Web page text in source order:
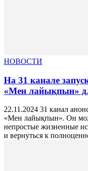
НОВОСТИ
На 31 канале
«Мен лайықпын»
22.11.2024 31 канал
«Мен лайықпын». Он
непростые жизненные
и вернуться к